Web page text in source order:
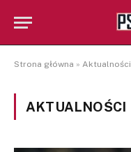
Strona główna » Aktualności
AKTUALNOŚCI